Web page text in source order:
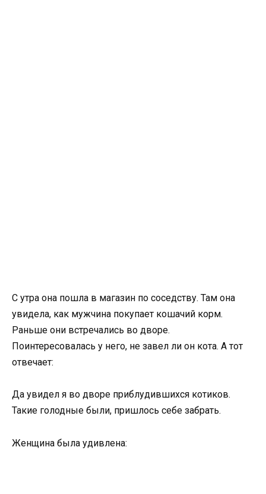
С утра она пошла в магазин по соседству. Там она
увидела, как мужчина покупает кошачий корм.
Раньше они встречались во дворе.
Поинтересовалась у него, не завел ли он кота. А тот
отвечает:
Да увидел я во дворе приблудившихся котиков.
Такие голодные были, пришлось себе забрать.
Женщина была удивлена: